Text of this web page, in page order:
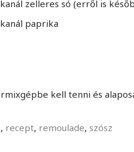
zelleres só (erről is
paprika
kell tenni és
, recept, remoulade, szósz